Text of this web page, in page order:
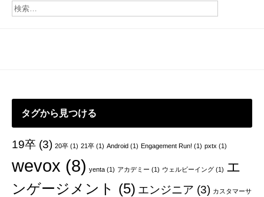
ビ
ン
タグから見つける
19卒(3) 20卒(1) 21卒(1) Android(1) Engagement Run! (1) pxtx (1)
wevox (8) yenta(1) アカデミー (1) ウェルビーイング(1) エ
ンゲージメント (5) エンジニア (3) カスタマーサ